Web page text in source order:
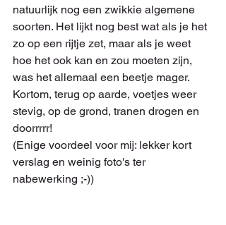
natuurlijk nog een zwikkie algemene
soorten. Het lijkt nog best wat als je het
zo op een rijtje zet, maar als je weet
hoe het ook kan en zou moeten zijn,
was het allemaal een beetje mager.
Kortom, terug op aarde, voetjes weer
stevig, op de grond, tranen drogen en
doorrrrr!
(Enige voordeel voor mij: lekker kort
verslag en weinig foto's ter
nabewerking ;-))